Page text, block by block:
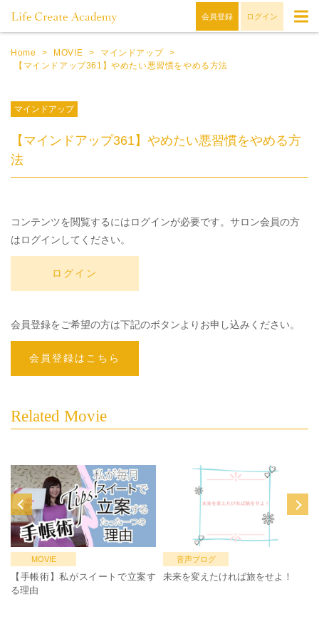
会員登録 ログイン
Home > MOVIE > マインドアップ
>
【マインドアップ361】やめたい悪習慣をやめる方法
マインドアップ
【マインドアップ361】やめたい悪習慣をやめる方
法
コンテンツを閲覧するにはログインが必要です。サロン会員の方
はログインしてください。
ログイン
会員登録をご希望の方は下記のボタンよりお申し込みください。
会員登録はこちら
Related Movie
MOVIE
【手帳術】私がスイートで立案す
る理由
音声ブログ
未来を変えたければ旅をせよ！